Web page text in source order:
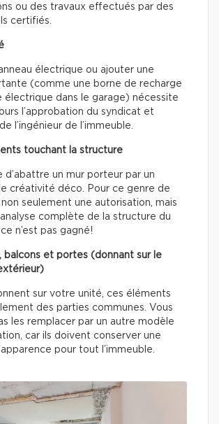
ou des travaux effectués par des
certifiés.
électrique ou ajouter une
(comme une borne de recharge
électrique dans le garage) nécessite
l’approbation du syndicat et
l’ingénieur de l’immeuble.
touchant la structure
d’abattre un mur porteur par un
créativité déco. Pour ce genre de
seulement une autorisation, mais
complète de la structure du
n’est pas gagné!
balcons et portes (donnant sur le
sur votre unité, ces éléments
des parties communes. Vous
les remplacer par un autre modèle
car ils doivent conserver une
pour tout l’immeuble.